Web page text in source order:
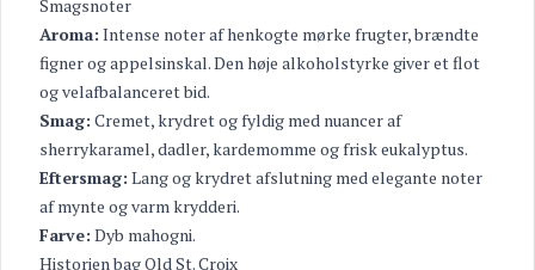
Smagsnoter
Aroma: Intense noter af henkogte mørke frugter, brændte
figner og appelsinskal. Den høje alkoholstyrke giver et flot
og velafbalanceret bid.
Smag: Cremet, krydret og fyldig med nuancer af
sherrykaramel, dadler, kardemomme og frisk eukalyptus.
Eftersmag: Lang og krydret afslutning med elegante noter
af mynte og varm krydderi.
Farve: Dyb mahogni.
Historien bag Old St. Croix